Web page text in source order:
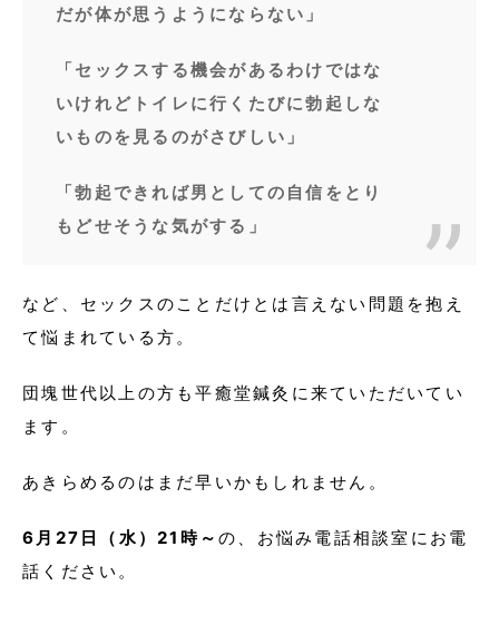
だが体が思うようにならない」
「セックスする機会があるわけではな
いけれどトイレに行くたびに勃起しな
いものを見るのがさびしい」
「勃起できれば男としての自信をとり
もどせそうな気がする」
など、セックスのことだけとは言えない問題を抱え
て悩まれている方。
団塊世代以上の方も平癒堂鍼灸に来ていただいてい
ます。
あきらめるのはまだ早いかもしれません。
6月27日（水）21時～ の、お悩み電話相談室にお電
話ください。